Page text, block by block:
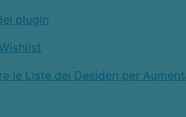
plugin
le Liste dei Desideri per